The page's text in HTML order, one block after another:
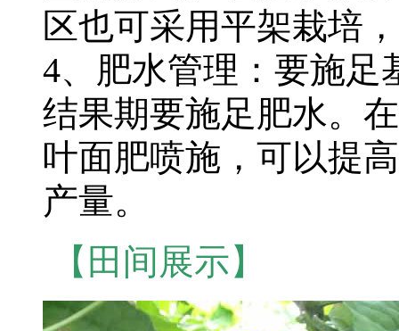
区也可采用平架栽培
4、肥水管理：要施足
结果期要施足肥水。
叶面肥喷施，可以提
产量。
【田间展示】